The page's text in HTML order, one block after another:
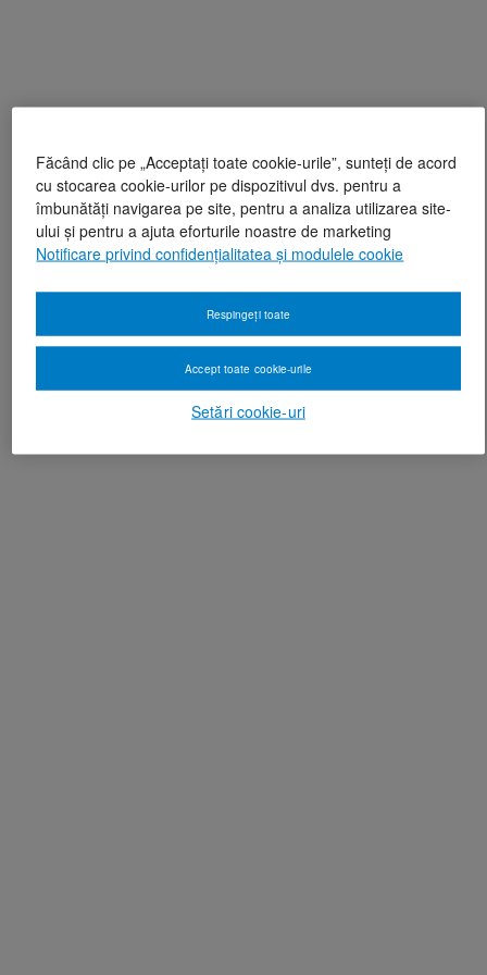
Făcând clic pe „Acceptați toate cookie-urile”, sunteți de acord
cu stocarea cookie-urilor pe dispozitivul dvs. pentru a
îmbunătăți navigarea pe site, pentru a analiza utilizarea site-
ului și pentru a ajuta eforturile noastre de marketing
Notificare privind confidențialitatea și modulele cookie
Setări cookie-uri
Respingeți toate
Accept toate cookie-urile